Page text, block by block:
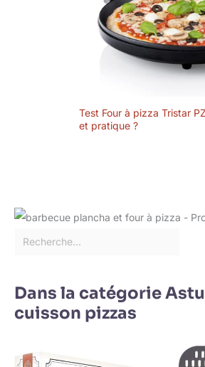
Test Four à pizza Tristar
et pratique ?
Dans la catégorie
cuisson pizzas